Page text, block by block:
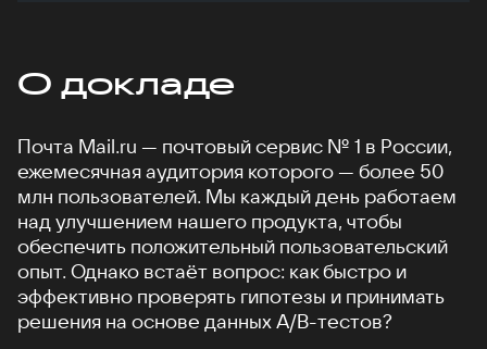
О докладе
Почта Mail.ru — почтовый сервис № 1 в России,
ежемесячная аудитория которого — более 50
млн пользователей. Мы каждый день работаем
над улучшением нашего продукта, чтобы
обеспечить положительный пользовательский
опыт. Однако встаёт вопрос: как быстро и
эффективно проверять гипотезы и принимать
решения на основе данных A/B-тестов?